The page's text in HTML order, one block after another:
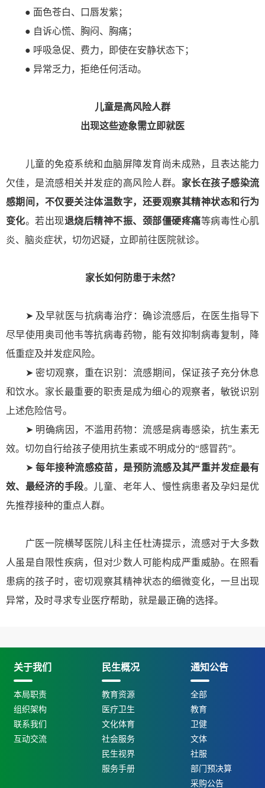
● 面色苍白、口唇发紫；
● 自诉心慌、胸闷、胸痛；
● 呼吸急促、费力，即使在安静状态下；
● 异常乏力，拒绝任何活动。
儿童是高风险人群
出现这些迹象需立即就医
儿童的免疫系统和血脑屏障发育尚未成熟，且表达能力
欠佳，是流感相关并发症的高风险人群。 家长在孩子感染流
感期间，不仅要关注体温数字，还要观察其精神状态和行为
变化。若出现退烧后精神不振、颈部僵硬疼痛等病毒性心肌
炎、脑炎症状，切勿迟疑，立即前往医院就诊。
家长如何防患于未然？
➤ 及早就医与抗病毒治疗：确诊流感后，在医生指导下
尽早使用奥司他韦等抗病毒药物，能有效抑制病毒复制，降
低重症及并发症风险。
➤ 密切观察，重在识别：流感期间，保证孩子充分休息
和饮水。家长最重要的职责是成为细心的观察者，敏锐识别
上述危险信号。
➤ 明确病因，不滥用药物：流感是病毒感染，抗生素无
效。切勿自行给孩子使用抗生素或不明成分的“感冒药”。
➤每年接种流感疫苗，是预防流感及其严重并发症最有
效、最经济的手段。儿童、老年人、慢性病患者及孕妇是优
先推荐接种的重点人群。
广医一院横琴医院儿科主任杜涛提示 ，流感对于大多数
人虽是自限性疾病，但对少数人可能构成严重威胁。在照看
患病的孩子时，密切观察其精神状态的细微变化，一旦出现
异常，及时寻求专业医疗帮助，就是最正确的选择。
关于我们
本局职责
组织架构
联系我们
互动交流
民生概况
教育资源
医疗卫生
文化体育
社会服务
民生视界
服务手册
通知公告
全部
教育
卫健
文体
社服
部门预决算
采购公告